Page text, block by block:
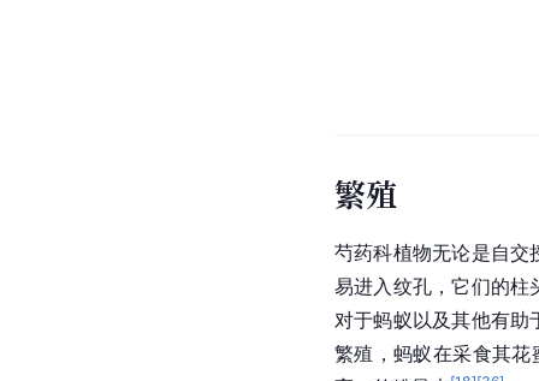
繁殖
芍药科植物无论是自交
易进入纹孔，它们的柱
对于蚂蚁以及其他有助
繁殖，蚂蚁在采食其花